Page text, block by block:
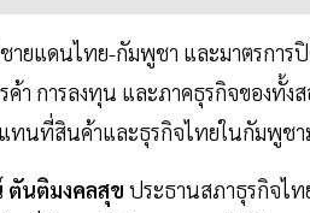
ายแดนไทย-กัมพูชา และมาตรการ
ค้า การลงทุน และภาคธุรกิจของทั้ง
แทนที่สินค้าและธุรกิจไทยในกัมพูช
ตันติมงคลสุข ประธานสภาธุรกิจไ